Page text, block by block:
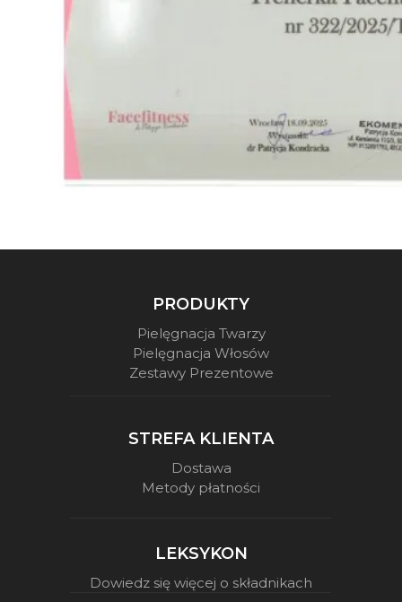
PRODUKTY
Pielęgnacja Twarzy
Pielęgnacja Włosów
Zestawy Prezentowe
STREFA KLIENTA
Dostawa
Metody płatności
LEKSYKON
Dowiedz się więcej o składnikach